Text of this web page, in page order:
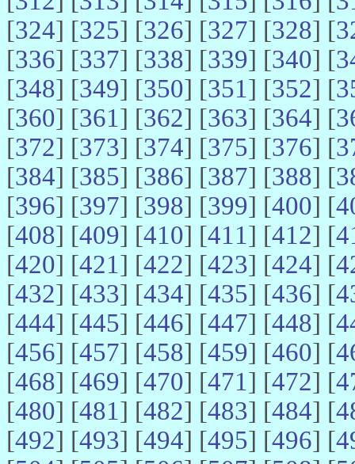
[324] [325] [326] [327] [328] [
[336] [337] [338] [339] [340] [
[348] [349] [350] [351] [352] [
[360] [361] [362] [363] [364] [
[372] [373] [374] [375] [376] [
[384] [385] [386] [387] [388] [
[396] [397] [398] [399] [400] [
[408] [409] [410] [411] [412] [
[420] [421] [422] [423] [424] [
[432] [433] [434] [435] [436] [
[444] [445] [446] [447] [448] [
[456] [457] [458] [459] [460] [
[468] [469] [470] [471] [472] [
[480] [481] [482] [483] [484] [
[492] [493] [494] [495] [496] [